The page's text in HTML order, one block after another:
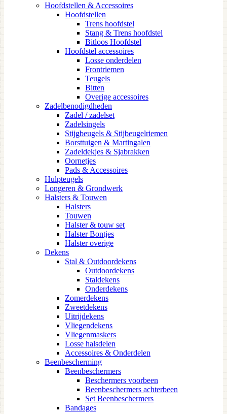
Hoofdstellen & Accessoires
Hoofdstellen
Trens hoofdstel
Stang & Trens hoofdstel
Bitloos Hoofdstel
Hoofdstel accessoires
Losse onderdelen
Frontriemen
Teugels
Bitten
Overige accessoires
Zadelbenodigdheden
Zadel / zadelset
Zadelsingels
Stijgbeugels & Stijbeugelriemen
Borsttuigen & Martingalen
Zadeldekjes & Sjabrakken
Oornetjes
Pads & Accessoires
Hulpteugels
Longeren & Grondwerk
Halsters & Touwen
Halsters
Touwen
Halster & touw set
Halster Bontjes
Halster overige
Dekens
Stal & Outdoordekens
Outdoordekens
Staldekens
Onderdekens
Zomerdekens
Zweetdekens
Uitrijdekens
Vliegendekens
Vliegenmaskers
Losse halsdelen
Accessoires & Onderdelen
Beenbescherming
Beenbeschermers
Beschermers voorbeen
Beenbeschermers achterbeen
Set Beenbeschermers
Bandages